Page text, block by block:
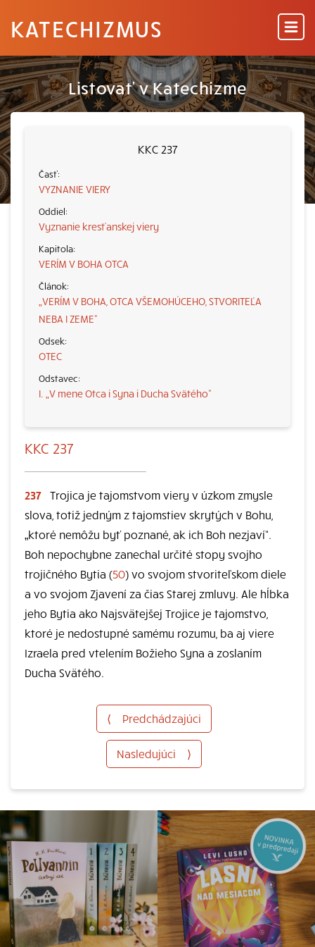
KATECHIZMUS
Listovať v Katechizme
KKC 237
VYZNANIE VIERY
Vyznanie kresťanskej viery
VERÍM V BOHA OTCA
„VERÍM V BOHA, OTCA VŠEMOHÚCEHO, STVORITEĽA
NEBA I ZEME“
OTEC
I. „V mene Otca i Syna i Ducha Svätého“
KKC 237
237 Trojica je tajomstvom viery v úzkom zmysle
slova, totiž jedným z tajomstiev skrytých v Bohu,
„ktoré nemôžu byť poznané, ak ich Boh nezjaví“.
Boh nepochybne zanechal určité stopy svojho
trojičného Bytia (50) vo svojom stvoriteľskom diele
a vo svojom Zjavení za čias Starej zmluvy. Ale hĺbka
jeho Bytia ako Najsvätejšej Trojice je tajomstvo,
ktoré je nedostupné samému rozumu, ba aj viere
Izraela pred vtelením Božieho Syna a zoslaním
Ducha Svätého.
⟨ Predchádzajúci
Nasledujúci ⟩